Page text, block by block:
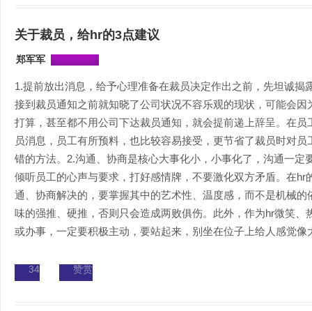
关于裁员，给hr的3点建议
郑军军
1.提前放出消息，给予心理准备在裁员决定作出之前，先坦诚揭
接到裁员通知之前就知晓了公司状况不容乐观的现状，可能会
打算，甚至都不用公司下达裁员通知，就会提前递上辞呈。在
员消息，员工有所预料，也比较容易接受，更节省了裁员时对
错的方法。2.沟通、协商是核心大事化小，小事化了，沟通一定
倾听员工的心声与要求，打好感情牌，不要激化双方矛盾。在hr
通、协商解决的，要掌握其中的艺术性、温度感，而不是机械
味的强推、硬推，否则只会造成两败俱伤。此外，作为hr微笑、
或办事，一定要积极主动，要站起来，别坐在位子上给人感觉像
34 赞赏